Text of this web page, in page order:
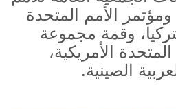
ومؤتمر الأمم المتحدة
وقمة مجموعة
الأمريكية،
الصينية.